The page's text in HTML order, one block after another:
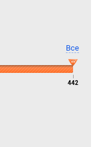
Все
442